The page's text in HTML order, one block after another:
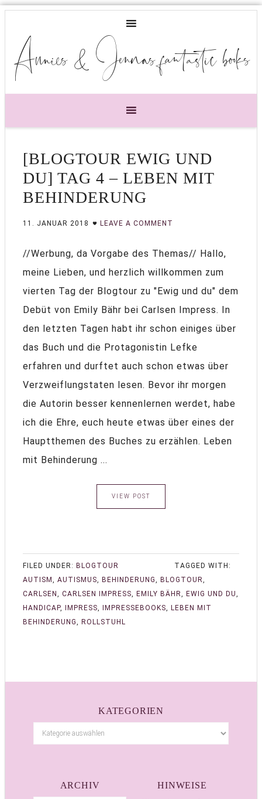
Annies & Jennas fantastic books
[BLOGTOUR EWIG UND
DU] TAG 4 – LEBEN MIT
BEHINDERUNG
11. JANUAR 2018 LEAVE A COMMENT
//Werbung, da Vorgabe des Themas// Hallo,
meine Lieben, und herzlich willkommen zum
vierten Tag der Blogtour zu "Ewig und du" dem
Debüt von Emily Bähr bei Carlsen Impress. In
den letzten Tagen habt ihr schon einiges über
das Buch und die Protagonistin Lefke
erfahren und durftet auch schon etwas über
Verzweiflungstaten lesen. Bevor ihr morgen
die Autorin besser kennenlernen werdet, habe
ich die Ehre, euch heute etwas über eines der
Hauptthemen des Buches zu erzählen. Leben
mit Behinderung ...
VIEW POST
FILED UNDER: BLOGTOUR
TAGGED WITH:
AUTISM , AUTISMUS, BEHINDERUNG, BLOGTOUR,
CARLSEN , CARLSEN IMPRESS, EMILY BÄHR, EWIG UND DU,
HANDICAP, IMPRESS, IMPRESSEBOOKS, LEBEN MIT
BEHINDERUNG, ROLLSTUHL
KATEGORIEN
ARCHIV HINWEISE